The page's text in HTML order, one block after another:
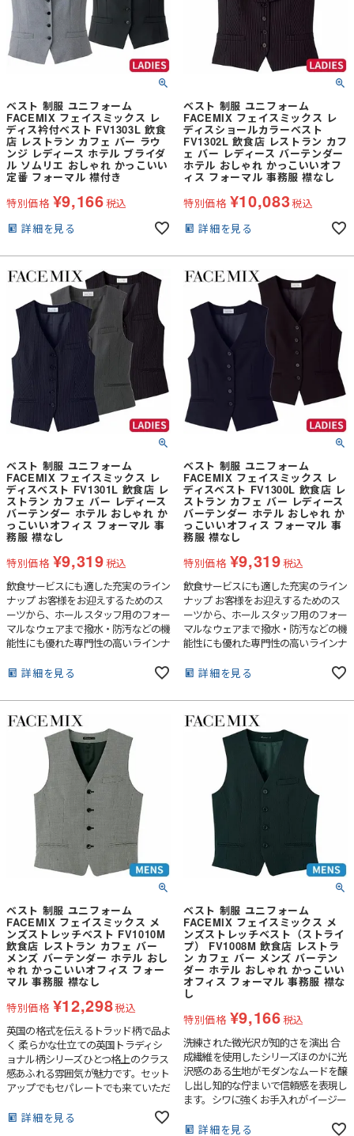
ベスト 制服 ユニフォーム
FACEMIX フェイスミックス レ
ディス衿付ベスト FV1303L 飲食
店 レストラン カフェ バー ラウ
ンジ レディース ホテル ブライダ
ル ソムリエ おしゃれ かっこいい
定番 フォーマル 襟付き
特別価格 ¥9,166税込
詳細を見る
ベスト 制服 ユニフォーム
FACEMIX フェイスミックス レ
ディスショールカラーベスト
FV1302L 飲食店 レストラン カフ
ェ バー レディース バーテンダー
ホテル おしゃれ かっこいいオフ
ィス フォーマル 事務服 襟なし
特別価格 ¥10,083税込
詳細を見る
ベスト 制服 ユニフォーム
FACEMIX フェイスミックス レ
ディスベスト FV1301L 飲食店 レ
ストラン カフェ バー レディース
バーテンダー ホテル おしゃれ か
っこいいオフィス フォーマル 事
務服 襟なし
特別価格 ¥9,319税込
飲食サービスにも適した充実のライン
ナップ お客様をお迎えするためのス
ーツから、ホールスタッフ用のフォー
マルなウェアまで撥水・防汚などの機
能性にも優れた専門性の高いラインナ
詳細を見る
ベスト 制服 ユニフォーム
FACEMIX フェイスミックス レ
ディスベスト FV1300L 飲食店 レ
ストラン カフェ バー レディース
バーテンダー ホテル おしゃれ か
っこいいオフィス フォーマル 事
務服 襟なし
特別価格 ¥9,319税込
飲食サービスにも適した充実のライン
ナップ お客様をお迎えするためのス
ーツから、ホールスタッフ用のフォー
マルなウェアまで撥水・防汚などの機
能性にも優れた専門性の高いラインナ
詳細を見る
ベスト 制服 ユニフォーム
FACEMIX フェイスミックス メ
ンズストレッチベスト FV1010M
飲食店 レストラン カフェ バー
メンズ バーテンダー ホテル おし
ゃれ かっこいいオフィス フォー
マル 事務服 襟なし
特別価格 ¥12,298税込
英国の格式を伝えるトラッド柄で品よ
く 柔らかな仕立ての英国トラディシ
ョナル柄シリーズひとつ格上のクラス
感あふれる雰囲気が魅力です。セット
アップでもセパレートでも来ていただ
詳細を見る
ベスト 制服 ユニフォーム
FACEMIX フェイスミックス メ
ンズストレッチベスト（ストライ
プ） FV1008M 飲食店 レストラ
ン カフェ バー メンズ バーテン
ダー ホテル おしゃれ かっこいい
オフィス フォーマル 事務服 襟な
し
特別価格 ¥9,166税込
洗練された微光沢が知的さを演出 合
成繊維を使用したシリーズほのかに光
沢感のある生地がモダンなムードを醸
し出し知的な佇まいで信頼感を表現し
ます。シワに強くお手入れがイージー
詳細を見る